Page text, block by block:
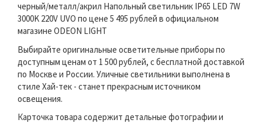
черный/металл/акрил Напольный светильник IP65 LED 7W
3000K 220V UVO по цене 5 495 рублей в официальном
магазине ODEON LIGHT
Выбирайте оригинальные осветительные приборы по
доступным ценам от 1 500 рублей, с бесплатной доставкой
по Москве и России. Уличные светильники выполнена в
стиле Хай-тек - станет прекрасным источником
освещения.
Карточка товара содержит детальные фотографии и